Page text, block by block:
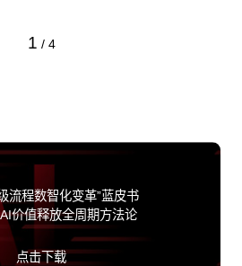
1 / 4
流程数智化变革”蓝皮书
价值释放全周期方法论
点击下载